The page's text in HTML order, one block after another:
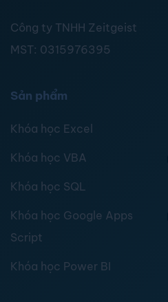
Công ty TNHH Zeitgeist
MST: 0315976395
Sản phẩm
Khóa học Excel
Khóa học VBA
Khóa học SQL
Khóa học Google Apps
Script
Khóa học Power BI